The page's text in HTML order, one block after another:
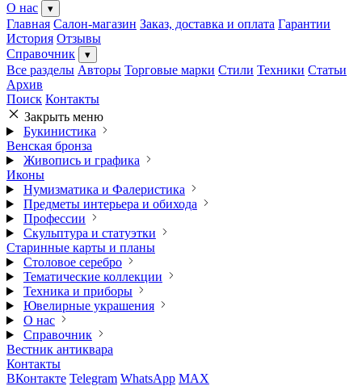
О нас
▾
Главная Салон-магазин Заказ, доставка и оплата Гарантии
История Отзывы
Справочник
▾
Все разделы Авторы Торговые марки Стили Техники Статьи
Архив
Поиск Контакты
Закрыть меню
Букинистика
Венская бронза
Живопись и графика
Иконы
Нумизматика и Фалеристика
Предметы интерьера и обихода
Профессии
Скульптура и статуэтки
Старинные карты и планы
Столовое серебро
Тематические коллекции
Техника и приборы
Ювелирные украшения
О нас
Справочник
Вестник антиквара
Контакты
ВКонтакте Telegram WhatsApp MAX